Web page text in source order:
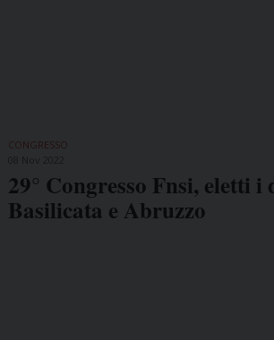
CONGRESSO
29° Congresso Fnsi, eletti i
Basilicata e Abruzzo